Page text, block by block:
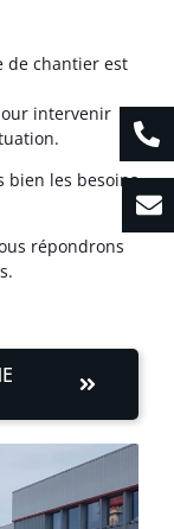
de chantier est
intervenir
bien les besoins
répondrons